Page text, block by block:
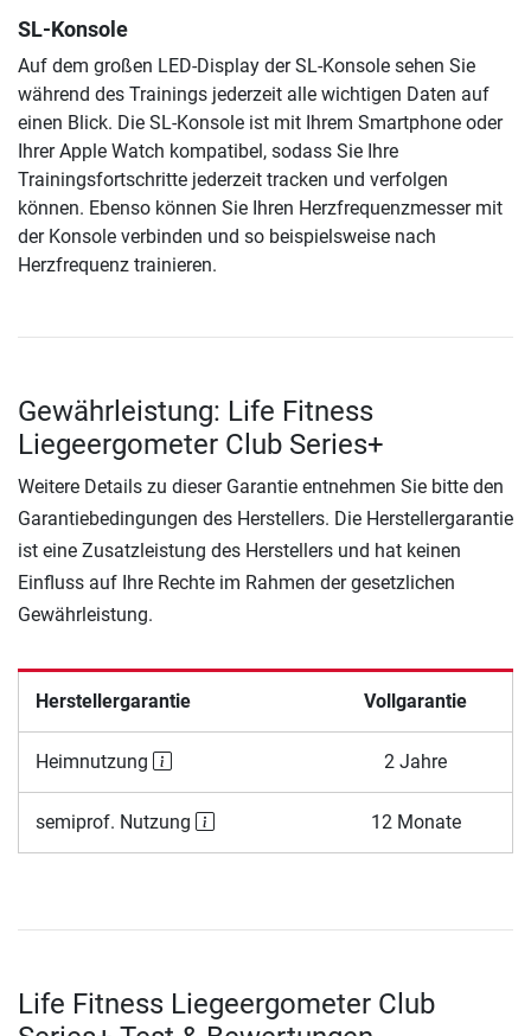
SL-Konsole
Auf dem großen LED-Display der SL-Konsole sehen Sie
während des Trainings jederzeit alle wichtigen Daten auf
einen Blick. Die SL-Konsole ist mit Ihrem Smartphone oder
Ihrer Apple Watch kompatibel, sodass Sie Ihre
Trainingsfortschritte jederzeit tracken und verfolgen
können. Ebenso können Sie Ihren Herzfrequenzmesser mit
der Konsole verbinden und so beispielsweise nach
Herzfrequenz trainieren.
Gewährleistung: Life Fitness
Liegeergometer Club Series+
Weitere Details zu dieser Garantie entnehmen Sie bitte den
Garantiebedingungen des Herstellers. Die Herstellergarantie
ist eine Zusatzleistung des Herstellers und hat keinen
Einfluss auf Ihre Rechte im Rahmen der gesetzlichen
Gewährleistung.
Herstellergarantie Vollgarantie
Heimnutzung 2 Jahre
semiprof. Nutzung 12 Monate
Life Fitness Liegeergometer Club